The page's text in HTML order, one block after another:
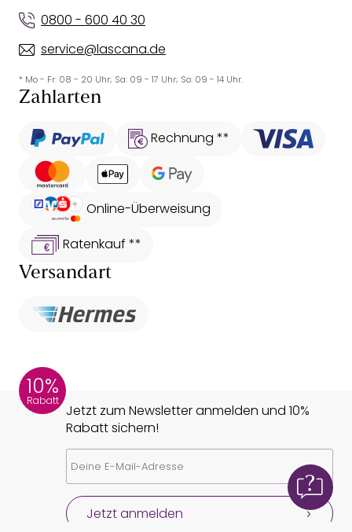
0800 - 600 40 30
service@lascana.de
* Mo - Fr: 08 - 20 Uhr; Sa: 09 - 17 Uhr; So: 09 - 14 Uhr.
Zahlarten
Rechnung **
Online-Überweisung
Ratenkauf **
Versandart
10%
Rabatt
Jetzt zum Newsletter anmelden und 10%
Rabatt sichern!
Jetzt anmelden